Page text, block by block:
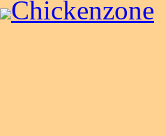
Chickenzone